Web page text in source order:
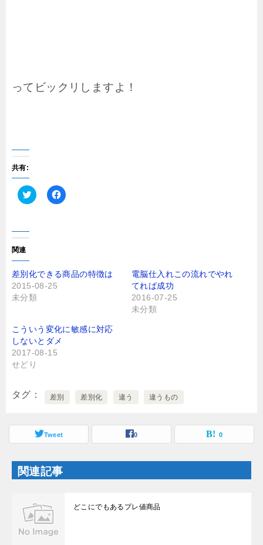
ってビックリしますよ！
共有:
ク
し
て
T
i
t
t
e
r
で
(
新
し
い
ウ
ィ
ン
で
開
す
F
共
有
す
リ
ッ
ク
し
て
(
新
ウ
ィ
ン
で
開
き
関連
差別化できる商品の特徴は
2015-08-25
未分類
電脳仕入れこの流れでやれ
てれば成功
2016-07-25
未分類
こういう変化に敏感に対応
しないとダメ
2017-08-15
せどり
タグ 差別 差別化 違う 違うもの
Tweet 0 0
関連記事
どこにでもあるプレ値商品